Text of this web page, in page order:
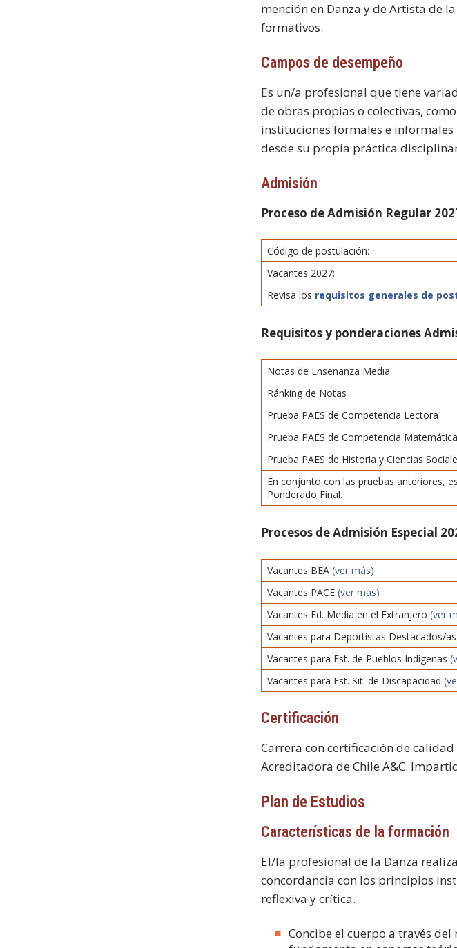
mención en Danza y de Artista de
formativos.
Campos de desempeño
Es un/a profesional que tiene
de obras propias o colectivas,
instituciones formales e
desde su propia práctica
Admisión
Proceso de Admisión Regular
Código de postulación:
Vacantes 2027:
Revisa los requisitos generales de
Requisitos y ponderaciones
Notas de Enseñanza Media
Ránking de Notas
Prueba PAES de Competencia Lectora
Prueba PAES de Competencia
Prueba PAES de Historia y Ciencias
En conjunto con las pruebas anteriores,
Ponderado Final.
Procesos de Admisión Especial
Vacantes BEA(ver más)
Vacantes PACE(ver más)
Vacantes Ed. Media en el Extranjero(ver
Vacantes para Deportistas Destacados/
Vacantes para Est. de Pueblos Indígenas
Vacantes para Est. Sit. de Discapacidad
Certificación
Carrera con certificación de
Acreditadora de Chile A&C.
Plan de Estudios
Características de la formación
El/la profesional de la Danza
concordancia con los principios
reflexiva y crítica.
Concibe el cuerpo a través